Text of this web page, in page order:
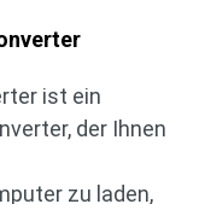
ist ein
der Ihnen
zu laden,